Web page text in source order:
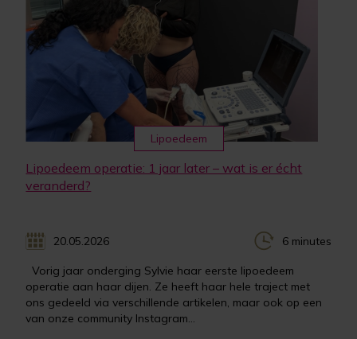
Lipoedeem
Lipoedeem operatie: 1 jaar later – wat is er écht
veranderd?
20.05.2026 6 minutes
Vorig jaar onderging Sylvie haar eerste lipoedeem
operatie aan haar dijen. Ze heeft haar hele traject met
ons gedeeld via verschillende artikelen, maar ook op een
van onze community Instagram...